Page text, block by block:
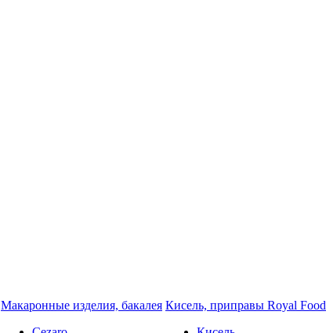
Макаронные изделия, бакалея Кисель, приправы Royal Food